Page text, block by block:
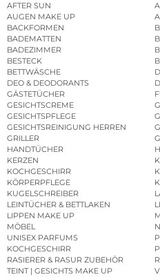
AFTER SUN
AUGEN MAKE UP
BACKFORMEN
BADEMATTEN
BADEZIMMER
BESTECK
BETTWÄSCHE
DEO & DEODORANTS
GÄSTETÜCHER
GESICHTSCREME
GESICHTSPFLEGE
GESICHTSREINIGUNG HERREN
GRILLER
HANDTÜCHER
KERZEN
KOCHGESCHIRR
KÖRPERPFLEGE
KUGELSCHREIBER
LEINTÜCHER & BETTLAKEN
LIPPEN MAKE UP
MÖBEL
UNISEX PARFUMS
KOCHGESCHIRR
RASIERER & RASUR ZUBEHÖR
TEINT | GESICHTS MAKE UP